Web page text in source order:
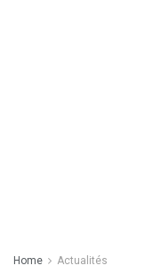
Home Actualités